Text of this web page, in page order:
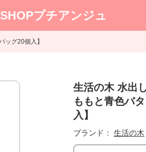
プチアンジュ
ッグ20個入】
生活の木 水出
ももと青色バ
入】
ブランド： 生活の木